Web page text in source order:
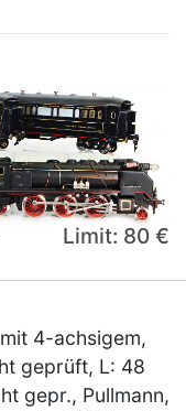
Limit: 80 €
4-achsigem,
geprüft, L: 48
gepr., Pullmann,